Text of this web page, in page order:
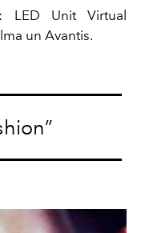
LED Unit Virtual
un Avantis.